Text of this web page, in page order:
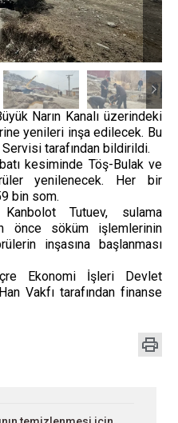
Narın Kanalı üzerindeki
yenileri inşa edilecek. Bu
tarafından bildirildi.
kesiminde Töş-Bulak ve
yenilenecek. Her bir
bin som.
Tutuev, sulama
önce söküm işlemlerinin
inşasına başlanması
Ekonomi İşleri Devlet
Vakfı tarafından finanse